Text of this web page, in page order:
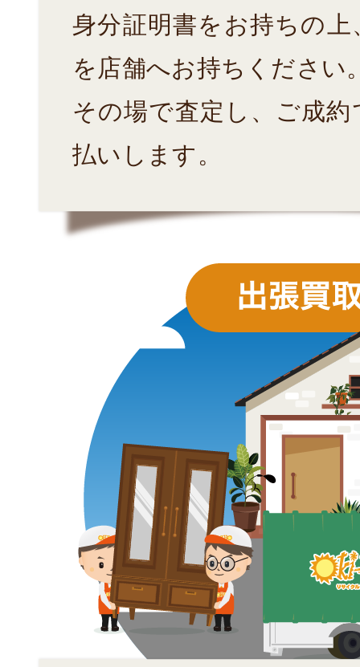
身分証明書をお持ちの
を店舗へお持ちください
その場で査定し、ご成
払いします。